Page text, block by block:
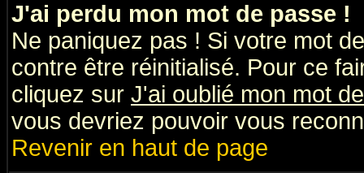
J'ai perdu mon mot de passe !
Ne paniquez pas ! Si votre mot
contre être réinitialisé. Pour ce
cliquez sur J'ai oublié mon mot
vous devriez pouvoir vous
Revenir en haut de page